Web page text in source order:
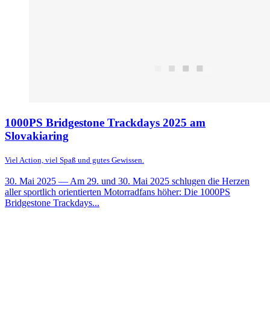
1000PS Bridgestone Trackdays 2025 am
Slovakiaring
Viel Action, viel Spaß und gutes Gewissen.
30. Mai 2025 — Am 29. und 30. Mai 2025 schlugen die Herzen
aller sportlich orientierten Motorradfans höher: Die 1000PS
Bridgestone Trackdays...